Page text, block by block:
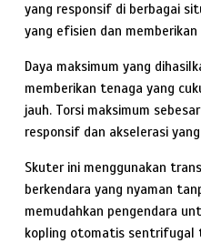
yang responsif di berbagai
yang efisien dan
Daya maksimum yang
memberikan tenaga yang
jauh. Torsi maksimum
responsif dan akselerasi
Skuter ini menggunakan
berkendara yang nyaman
memudahkan pengendara
kopling otomatis sentrifugal